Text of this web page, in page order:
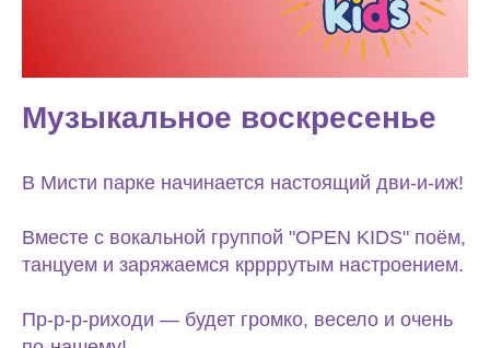
Музыкальное воскресенье
В Мисти парке начинается настоящий дви-и-иж!
Вместе с вокальной группой "OPEN KIDS" поём,
танцуем и заряжаемся кррррутым настроением.
Пр-р-р-риходи — будет громко, весело и очень